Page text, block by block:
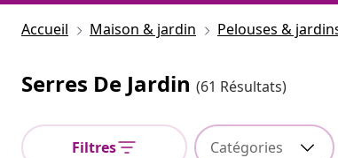
Accueil Maison & jardin Pelouses &
Serres De Jardin (61 Résultats)
Filtres Catégories